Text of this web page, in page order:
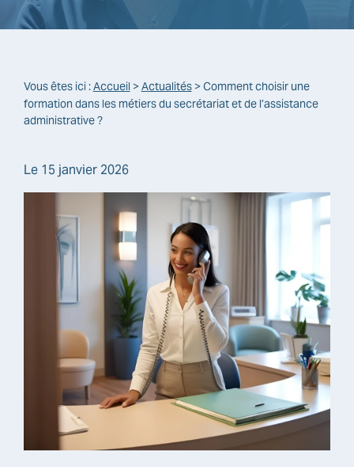
Vous êtes ici :Accueil > Actualités> Comment choisir une
formation dans les métiers du secrétariat et de l’assistance
administrative ?
Le 15 janvier 2026